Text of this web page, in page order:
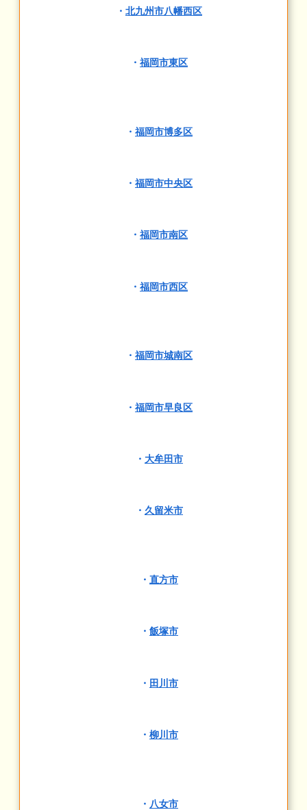
・ 北九州市八幡西区
・ 福岡市東区
・ 福岡市博多区
・ 福岡市中央区
・ 福岡市南区
・ 福岡市西区
・ 福岡市城南区
・ 福岡市早良区
・ 大牟田市
・ 久留米市
・ 直方市
・ 飯塚市
・ 田川市
・ 柳川市
・ 八女市